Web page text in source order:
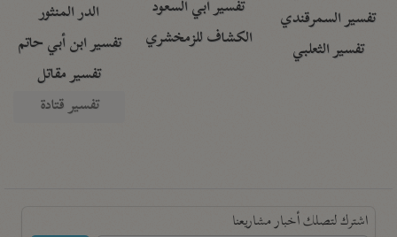
تفسير السمرقندي
تفسير الثعلبي
تفسير أبي السعود
الكشاف للزمخشري
الدر المنثور
تفسير ابن أبي حاتم
تفسير مقاتل
تفسير قتادة
اشترك لتصلك أخبار مشاريعنا